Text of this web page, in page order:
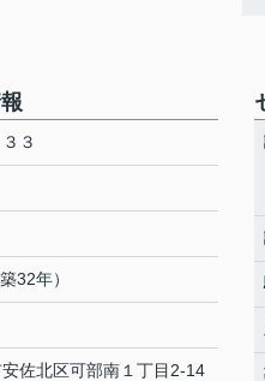
３
32年）
佐北区可部南 １丁目2-14